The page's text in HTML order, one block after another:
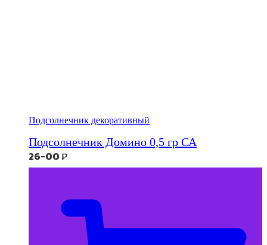
Подсолнечник декоративный
Подсолнечник Домино 0,5 гр СА
26-00₽